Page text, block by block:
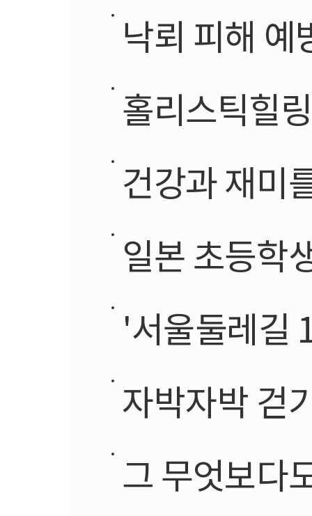
낙뢰 피해 예
홀리스틱힐
건강과 재미
일본 초등학
'서울둘레길
자박자박 걷
그 무엇보다